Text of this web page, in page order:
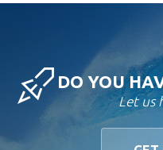
DO YOU
Let us